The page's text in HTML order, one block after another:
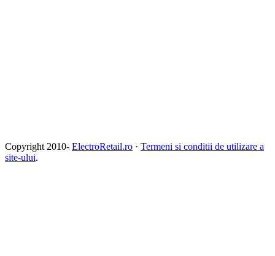
Copyright 2010- ElectroRetail.ro · Termeni si conditii de utilizare a
site-ului.